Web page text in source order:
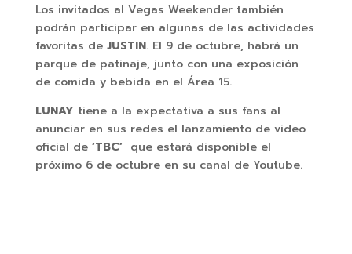
Los invitados al Vegas Weekender también
podrán participar en algunas de las actividades
favoritas de JUSTIN. El 9 de octubre, habrá un
parque de patinaje, junto con una exposición
de comida y bebida en el Área 15.
LUNAY tiene a la expectativa a sus fans al
anunciar en sus redes el lanzamiento de video
oficial de ‘TBC’que estará disponible el
próximo 6 de octubre en su canal de Youtube.